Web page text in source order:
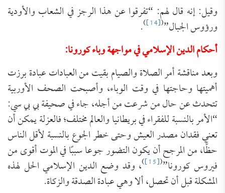
وقيل: إنه قال لهم: “تفرقوا عن هذا الرجز في الشعاب والأودية
ورؤوس الجبال”(
[14]
)
.
أحكام الدين الإسلامي في مواجهة وباء كورونا:
وبعد مناقشة أمر الصلاة والصيام بقيت من العبادات عبادة برزت
أهميتها وحاجتها في وقت الوباء، وأصبحت الصحف الأوربية
تتحدث عن حال من شرعت من أجله، جاء في صحيفة بي بي سي:
“الأمر بالنسبة للفقراء في بريطانيا والعالم مختلف؛ فالعزلة يمكن أن
تعني فقدان مصدر العيش وحتى خطر الجوع بالنسبة لأقل الناس
حظًّا، من المرجح أن يكون التضور جوعا سببًا في الموت أقوى من
فيروس كورونا”(
[15]
)، وقد وضع الدين الإسلامي الحل لهذه
المشكلة قبل أن تحصل، ألا وهي عبادة الصدقة والزكاة.